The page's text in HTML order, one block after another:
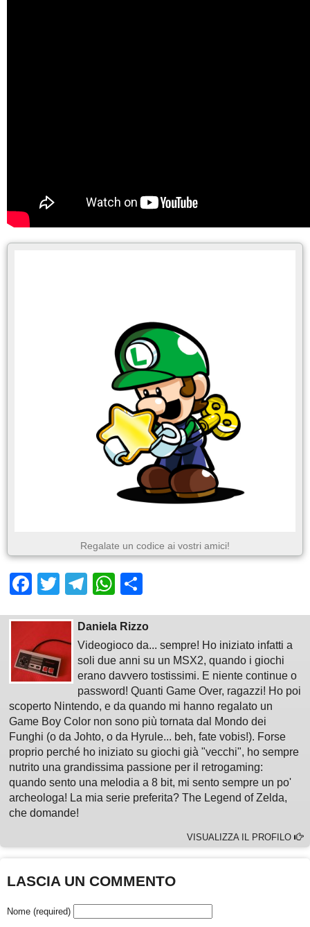
Regalate un codice ai vostri amici!
Facebook
Twitter
Telegram
WhatsApp
Daniela Rizzo
Videogioco da... sempre! Ho iniziato infatti a
soli due anni su un MSX2, quando i giochi
erano davvero tostissimi. E niente continue o
password! Quanti Game Over, ragazzi! Ho poi
scoperto Nintendo, e da quando mi hanno regalato un
Game Boy Color non sono più tornata dal Mondo dei
Funghi (o da Johto, o da Hyrule... beh, fate vobis!). Forse
proprio perché ho iniziato su giochi già "vecchi", ho sempre
nutrito una grandissima passione per il retrogaming:
quando sento una melodia a 8 bit, mi sento sempre un po'
archeologa! La mia serie preferita? The Legend of Zelda,
che domande!
VISUALIZZA IL PROFILO
LASCIA UN COMMENTO
Nome (required)